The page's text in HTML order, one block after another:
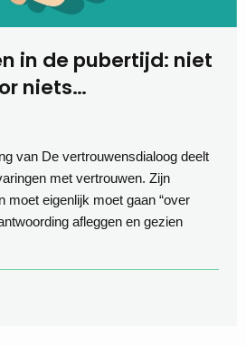
in de pubertijd: niet
niets…
van De vertrouwensdialoog deelt
met vertrouwen. Zijn
moet eigenlijk moet gaan “over
afleggen en gezien